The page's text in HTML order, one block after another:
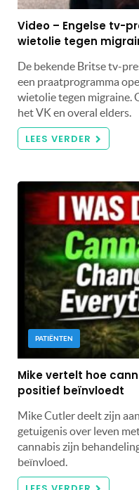
Video – Engelse tv-
wietolie tegen
De bekende Britse tv-
een praatprogramma
wietolie tegen migraine.
het VK en overal elders.
LEES VERDER
PATIËNTEN
Mike vertelt hoe
positief beïnvloedt
Mike Cutler deelt zijn
getuigenis over leven
cannabis zijn
beïnvloed.